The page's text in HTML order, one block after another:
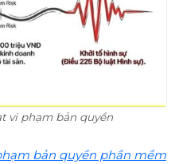
vi phạm bản quyền
bản quyền phần mềm